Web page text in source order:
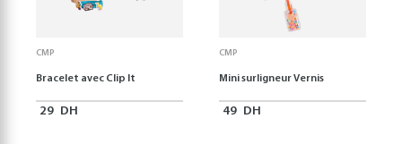
CMP
Bracelet avec Clip It
29 DH
CMP
Mini surligneur Vernis
49 DH